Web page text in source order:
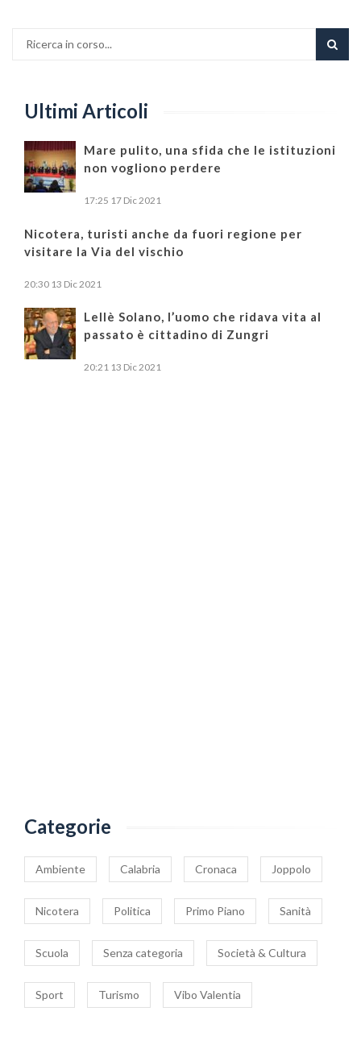
Ultimi Articoli
Mare pulito, una sfida che le istituzioni
non vogliono perdere
17:25 17 Dic 2021
Nicotera, turisti anche da fuori regione per
visitare la Via del vischio
20:30 13 Dic 2021
Lellè Solano, l’uomo che ridava vita al
passato è cittadino di Zungri
20:21 13 Dic 2021
Categorie
Ambiente Calabria Cronaca Joppolo
Nicotera Politica Primo Piano Sanità
Scuola Senza categoria Società & Cultura
Sport Turismo Vibo Valentia